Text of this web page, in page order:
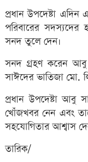
প্রধান উপদেষ্টা
পরিবারের
সনদ তুলে দেন।
সনদ গ্রহণ করেন
সাঈদের ভাতিজা মো.
প্রধান উপদেষ্টা আবু
খোঁজখবর নেন এবং
সহযোগিতার আশ্বাস
তারিক/